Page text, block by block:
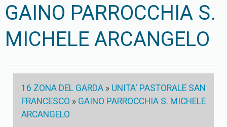
GAINO PARROCCHIA S.
MICHELE ARCANGELO
16 ZONA DEL GARDA » UNITA' PASTORALE SAN
FRANCESCO » GAINO PARROCCHIA S. MICHELE
ARCANGELO